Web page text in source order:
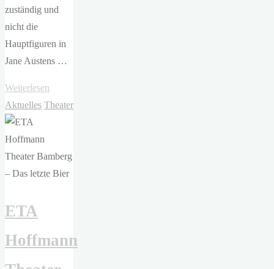
zuständig und
nicht die
Hauptfiguren in
Jane Austens …
Weiterlesen
–
Vorurteil*
(*oder
Aktuelles Theater
ETA
Hoffmann